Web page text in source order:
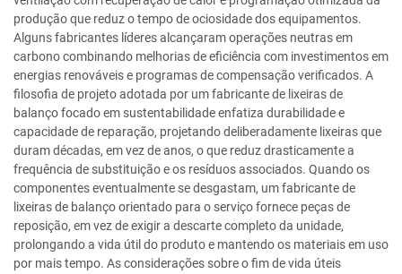
produção que reduz o tempo de ociosidade dos equipamentos.
Alguns fabricantes líderes alcançaram operações neutras em
carbono combinando melhorias de eficiência com investimentos em
energias renováveis e programas de compensação verificados. A
filosofia de projeto adotada por um fabricante de lixeiras de
balanço focado em sustentabilidade enfatiza durabilidade e
capacidade de reparação, projetando deliberadamente lixeiras que
duram décadas, em vez de anos, o que reduz drasticamente a
frequência de substituição e os resíduos associados. Quando os
componentes eventualmente se desgastam, um fabricante de
lixeiras de balanço orientado para o serviço fornece peças de
reposição, em vez de exigir a descarte completo da unidade,
prolongando a vida útil do produto e mantendo os materiais em uso
por mais tempo. As considerações sobre o fim de vida úteis